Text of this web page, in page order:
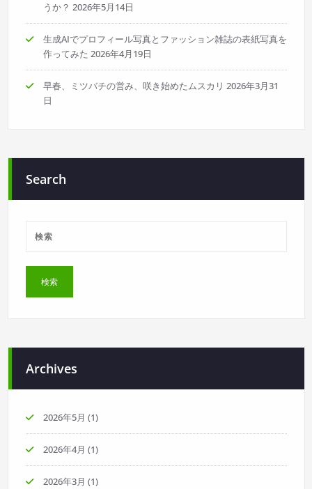
うか？ 2026年5月14日
生成AIでプロフィール写真とファッション雑誌の表紙写真を
作ってみた 2026年4月19日
早春、ミツバチの営み、咲き始めたムスカリ 2026年3月31
日
Search
Archives
2026年5月 (1)
2026年4月 (1)
2026年3月 (1)